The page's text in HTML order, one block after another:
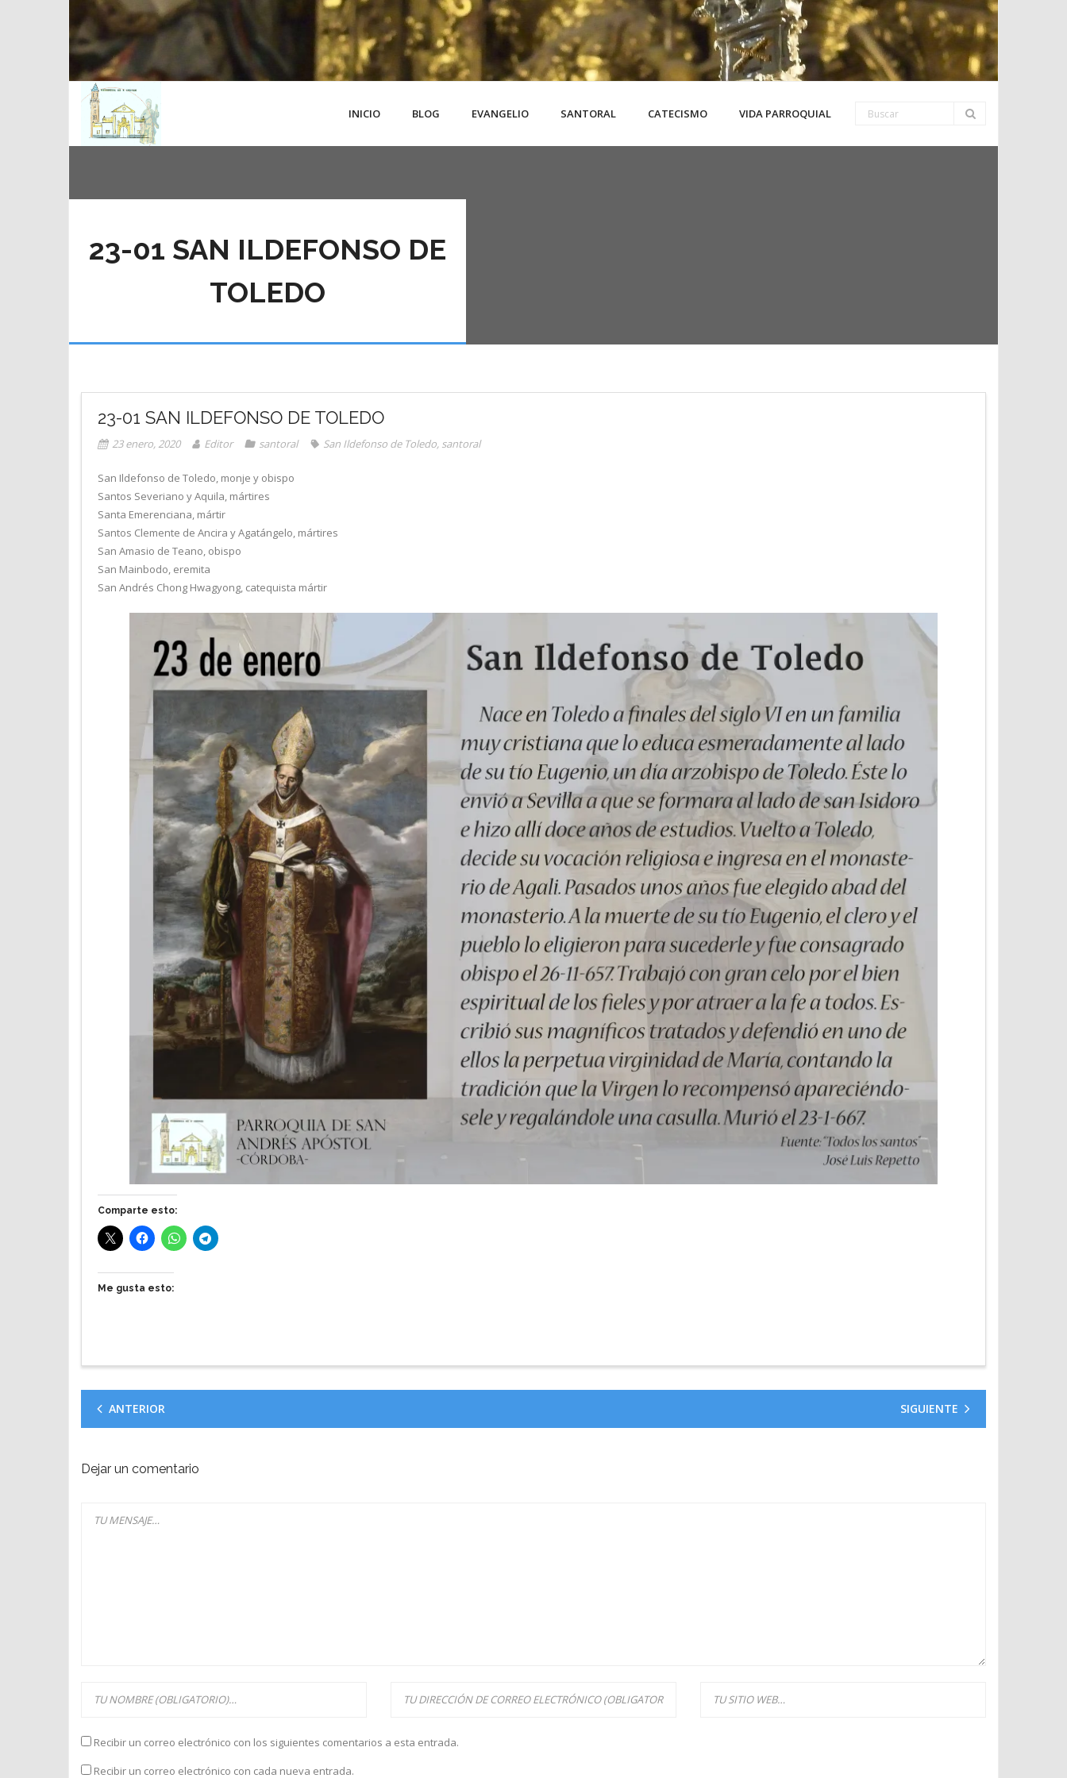
INICIO BLOG EVANGELIO SANTORAL CATECISMO VIDA PARROQUIAL
23-01 SAN ILDEFONSO DE
TOLEDO
23-01 SAN ILDEFONSO DE TOLEDO
23 enero, 2020 Editor santoral San Ildefonso de Toledo, santoral
San Ildefonso de Toledo, monje y obispo
Santos Severiano y Aquila, mártires
Santa Emerenciana, mártir
Santos Clemente de Ancira y Agatángelo, mártires
San Amasio de Teano, obispo
San Mainbodo, eremita
San Andrés Chong Hwagyong, catequista mártir
Comparte esto:
Me gusta esto:
ANTERIOR SIGUIENTE
Dejar un comentario
Recibir un correo electrónico con los siguientes comentarios a esta entrada.
Recibir un correo electrónico con cada nueva entrada.